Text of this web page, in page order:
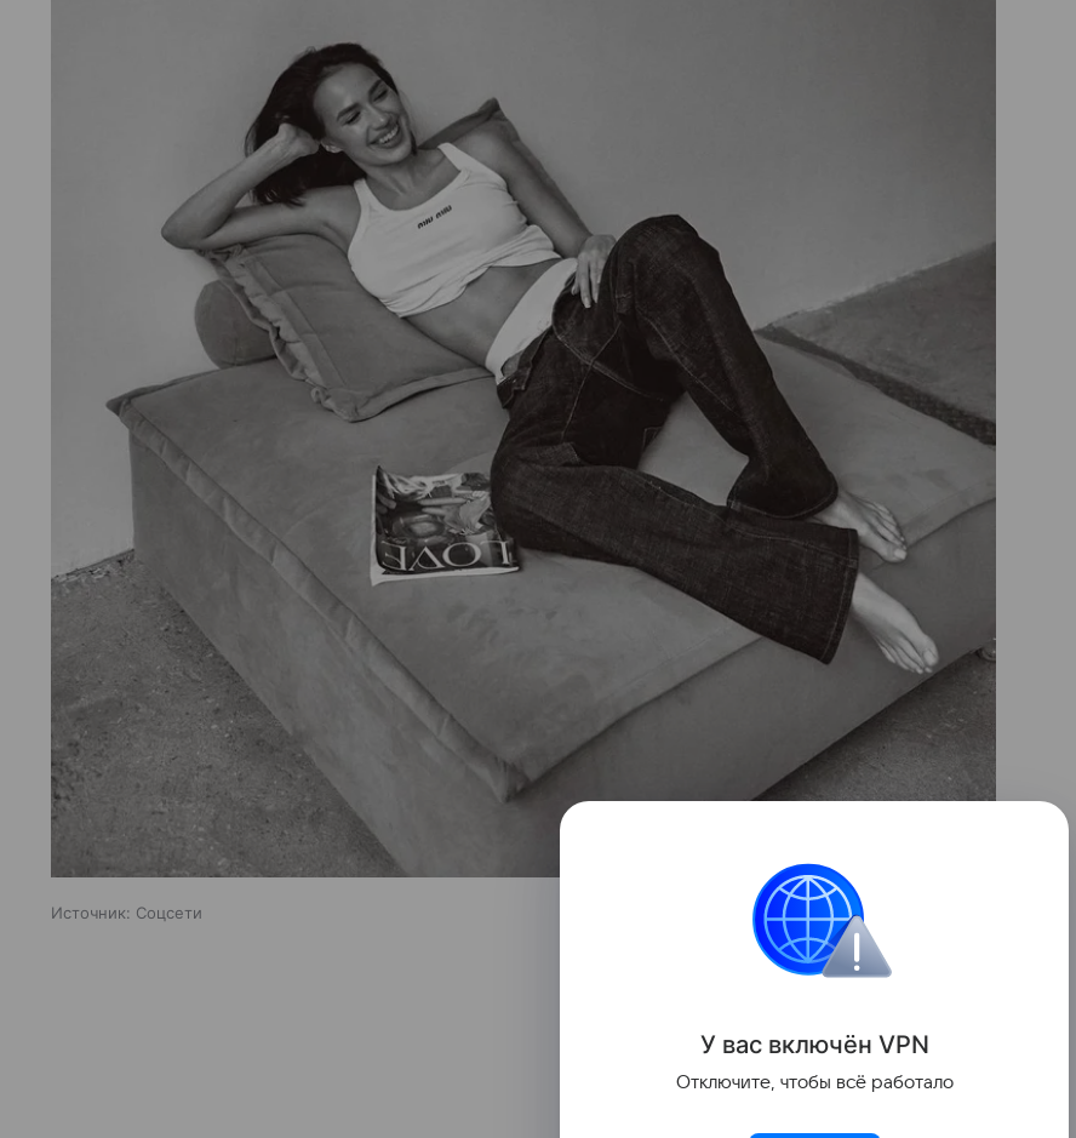
Источник: Соцсети
У вас включён VPN
Отключите, чтобы всё работало